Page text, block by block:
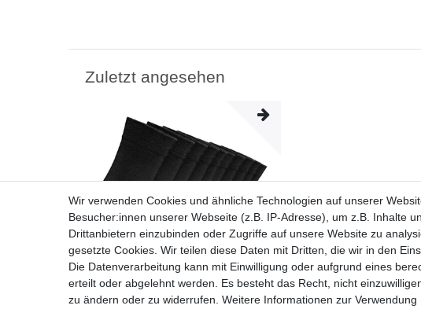
Zuletzt angesehen
Wir verwenden Cookies und ähnliche Technologien auf unserer
Besucher:innen unserer Webseite (z.B. IP-Adresse), um z.B. Inhalte
Drittanbietern einzubinden oder Zugriffe auf unsere Website zu
gesetzte Cookies. Wir teilen diese Daten mit Dritten, die wir in den
Die Datenverarbeitung kann mit Einwilligung oder aufgrund eines
erteilt oder abgelehnt werden. Es besteht das Recht, nicht
zu ändern oder zu widerrufen. Weitere Informationen zur